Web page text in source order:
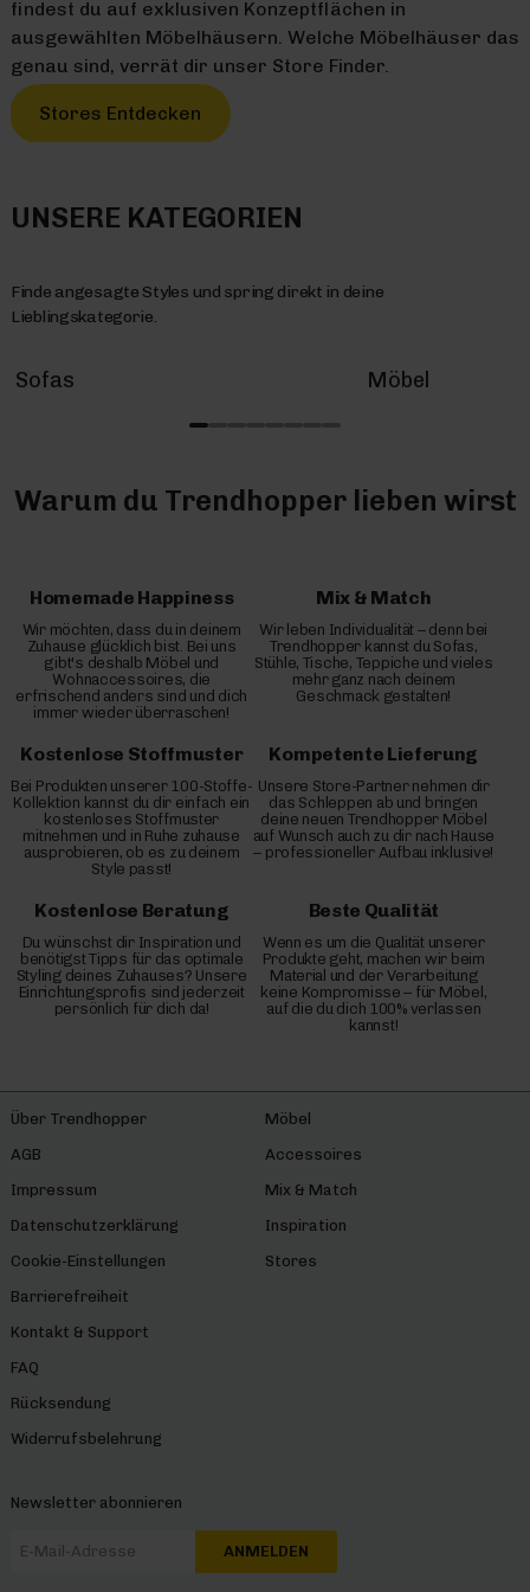
findest du auf exklusiven Konzeptflächen in
ausgewählten Möbelhäusern. Welche Möbelhäuser das
genau sind, verrät dir unser Store Finder.
Stores Entdecken
UNSERE KATEGORIEN
Finde angesagte Styles und spring direkt in deine
Lieblingskategorie.
Sofas Möbel
Warum du Trendhopper lieben wirst
Homemade Happiness
Wir möchten, dass du in deinem
Zuhause glücklich bist. Bei uns
gibt's deshalb Möbel und
Wohnaccessoires, die
erfrischend anders sind und dich
immer wieder überraschen!
Mix & Match
Wir leben Individualität – denn bei
Trendhopper kannst du Sofas,
Stühle, Tische, Teppiche und vieles
mehr ganz nach deinem
Geschmack gestalten!
Kostenlose Stoffmuster
Bei Produkten unserer 100-Stoffe-
Kollektion kannst du dir einfach ein
kostenloses Stoffmuster
mitnehmen und in Ruhe zuhause
ausprobieren, ob es zu deinem
Style passt!
Kompetente Lieferung
Unsere Store-Partner nehmen dir
das Schleppen ab und bringen
deine neuen Trendhopper Möbel
auf Wunsch auch zu dir nach Hause
– professioneller Aufbau inklusive!
Kostenlose Beratung
Du wünschst dir Inspiration und
benötigst Tipps für das optimale
Styling deines Zuhauses? Unsere
Einrichtungsprofis sind jederzeit
persönlich für dich da!
Beste Qualität
Wenn es um die Qualität unserer
Produkte geht, machen wir beim
Material und der Verarbeitung
keine Kompromisse – für Möbel,
auf die du dich 100% verlassen
kannst!
Über Trendhopper
AGB
Impressum
Datenschutzerklärung
Cookie-Einstellungen
Barrierefreiheit
Kontakt & Support
FAQ
Rücksendung
Widerrufsbelehrung
Möbel
Accessoires
Mix & Match
Inspiration
Stores
Newsletter abonnieren
ANMELDEN